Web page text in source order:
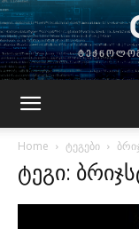
Home ტეგები
ტეგი: